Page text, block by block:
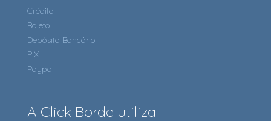
Crédito
Boleto
Depósito Bancário
PIX
Paypal
A Click Borde utiliza